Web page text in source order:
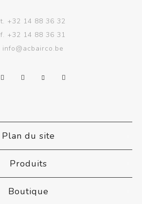
t. +32 14 88 36 32
f. +32 14 88 36 31
info@acbairco.be
Plan du site
Produits
Boutique